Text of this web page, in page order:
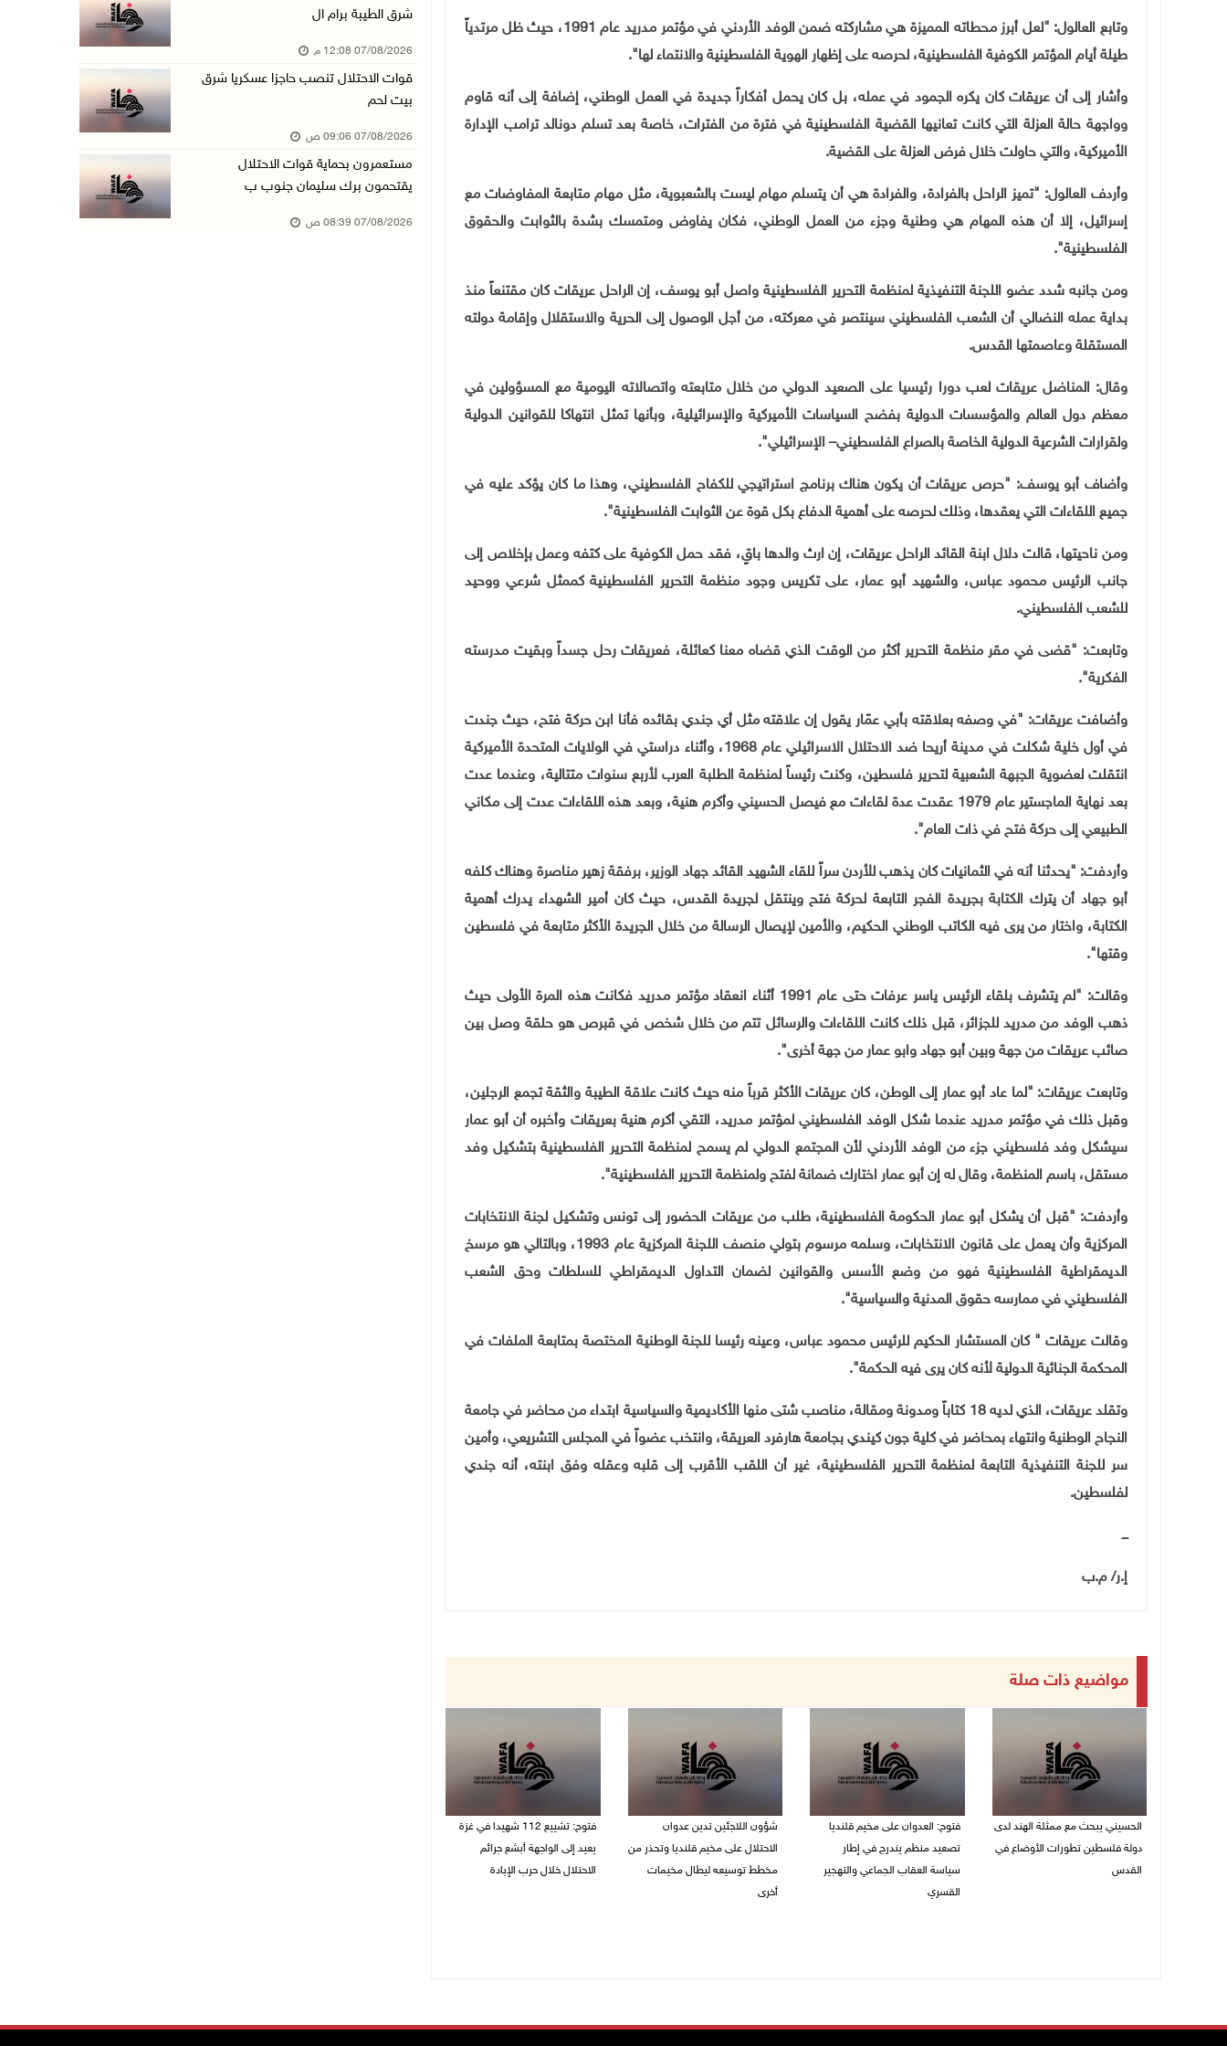
وتابع العالول: "لعل أبرز محطاته المميزة هي مشاركته ضمن الوفد الأردني في مؤتمر مدريد عام 1991، حيث ظل مرتدياً
طيلة أيام المؤتمر الكوفية الفلسطينية، لحرصه على إظهار الهوية الفلسطينية والانتماء لها".
وأشار إلى أن عريقات كان يكره الجمود في عمله، بل كان يحمل أفكاراً جديدة في العمل الوطني، إضافة إلى أنه قاوم
وواجهة حالة العزلة التي كانت تعانيها القضية الفلسطينية في فترة من الفترات، خاصة بعد تسلم دونالد ترامب الإدارة
الأميركية، والتي حاولت خلال فرض العزلة على القضية.
وأردف العالول: "تميز الراحل بالفرادة، والفرادة هي أن يتسلم مهام ليست بالشعبوية، مثل مهام متابعة المفاوضات مع
إسرائيل، إلا أن هذه المهام هي وطنية وجزء من العمل الوطني، فكان يفاوض ومتمسك بشدة بالثوابت والحقوق
الفلسطينية".
ومن جانبه شدد عضو اللجنة التنفيذية لمنظمة التحرير الفلسطينية واصل أبو يوسف، إن الراحل عريقات كان مقتنعاً منذ
بداية عمله النضالي أن الشعب الفلسطيني سينتصر في معركته، من أجل الوصول إلى الحرية والاستقلال وإقامة دولته
المستقلة وعاصمتها القدس.
وقال: المناضل عريقات لعب دورا رئيسيا على الصعيد الدولي من خلال متابعته واتصالاته اليومية مع المسؤولين في
معظم دول العالم والمؤسسات الدولية بفضح السياسات الأميركية والإسرائيلية، وبأنها تمثل انتهاكا للقوانين الدولية
ولقرارات الشرعية الدولية الخاصة بالصراع الفلسطيني– الإسرائيلي".
وأضاف أبو يوسف: "حرص عريقات أن يكون هناك برنامج استراتيجي للكفاح الفلسطيني، وهذا ما كان يؤكد عليه في
جميع اللقاءات التي يعقدها، وذلك لحرصه على أهمية الدفاع بكل قوة عن الثوابت الفلسطينية".
ومن ناحيتها، قالت دلال ابنة القائد الراحل عريقات، إن ارث والدها باقٍ، فقد حمل الكوفية على كتفه وعمل بإخلاص إلى
جانب الرئيس محمود عباس، والشهيد أبو عمار، على تكريس وجود منظمة التحرير الفلسطينية كممثل شرعي ووحيد
للشعب الفلسطيني.
وتابعت: "قضى في مقر منظمة التحرير أكثر من الوقت الذي قضاه معنا كعائلة، فعريقات رحل جسداً وبقيت مدرسته
الفكرية".
وأضافت عريقات: "في وصفه بعلاقته بأبي عمّار يقول إن علاقته مثل أي جندي بقائده فأنا ابن حركة فتح، حيث جندت
في أول خلية شكلت في مدينة أريحا ضد الاحتلال الاسرائيلي عام 1968، وأثناء دراستي في الولايات المتحدة الأميركية
انتقلت لعضوية الجبهة الشعبية لتحرير فلسطين، وكنت رئيساً لمنظمة الطلبة العرب لأربع سنوات متتالية، وعندما عدت
بعد نهاية الماجستير عام 1979 عقدت عدة لقاءات مع فيصل الحسيني وأكرم هنية، وبعد هذه اللقاءات عدت إلى مكاني
الطبيعي إلى حركة فتح في ذات العام".
وأردفت: "يحدثنا أنه في الثمانيات كان يذهب للأردن سراً للقاء الشهيد القائد جهاد الوزير، برفقة زهير مناصرة وهناك كلفه
أبو جهاد أن يترك الكتابة بجريدة الفجر التابعة لحركة فتح وينتقل لجريدة القدس، حيث كان أمير الشهداء يدرك أهمية
الكتابة، واختار من يرى فيه الكاتب الوطني الحكيم، والأمين لإيصال الرسالة من خلال الجريدة الأكثر متابعة في فلسطين
وقتها".
وقالت: "لم يتشرف بلقاء الرئيس ياسر عرفات حتى عام 1991 أثناء انعقاد مؤتمر مدريد فكانت هذه المرة الأولى حيث
ذهب الوفد من مدريد للجزائر، قبل ذلك كانت اللقاءات والرسائل تتم من خلال شخص في قبرص هو حلقة وصل بين
صائب عريقات من جهة وبين أبو جهاد وابو عمار من جهة أخرى".
وتابعت عريقات: "لما عاد أبو عمار إلى الوطن، كان عريقات الأكثر قرباً منه حيث كانت علاقة الطيبة والثقة تجمع الرجلين،
وقبل ذلك في مؤتمر مدريد عندما شكل الوفد الفلسطيني لمؤتمر مدريد، التقي أكرم هنية بعريقات وأخبره أن أبو عمار
سيشكل وفد فلسطيني جزء من الوفد الأردني لأن المجتمع الدولي لم يسمح لمنظمة التحرير الفلسطينية بتشكيل وفد
مستقل، باسم المنظمة، وقال له إن أبو عمار اختارك ضمانة لفتح ولمنظمة التحرير الفلسطينية".
وأردفت: "قبل أن يشكل أبو عمار الحكومة الفلسطينية، طلب من عريقات الحضور إلى تونس وتشكيل لجنة الانتخابات
المركزية وأن يعمل على قانون الانتخابات، وسلمه مرسوم بتولي منصف اللجنة المركزية عام 1993، وبالتالي هو مرسخ
الديمقراطية الفلسطينية فهو من وضع الأسس والقوانين لضمان التداول الديمقراطي للسلطات وحق الشعب
الفلسطيني في ممارسه حقوق المدنية والسياسية".
وقالت عريقات " كان المستشار الحكيم للرئيس محمود عباس، وعينه رئيسا للجنة الوطنية المختصة بمتابعة الملفات في
المحكمة الجنائية الدولية لأنه كان يرى فيه الحكمة".
وتقلد عريقات، الذي لديه 18 كتاباً ومدونة ومقالة، مناصب شتى منها الأكاديمية والسياسية ابتداء من محاضر في جامعة
النجاح الوطنية وانتهاء بمحاضر في كلية جون كيندي بجامعة هارفرد العريقة، وانتخب عضواً في المجلس التشريعي، وأمين
سر للجنة التنفيذية التابعة لمنظمة التحرير الفلسطينية، غير أن اللقب الأقرب إلى قلبه وعقله وفق ابنته، أنه جندي
لفلسطين.
ـــ
إ.ر/ م.ب
مواضيع ذات صلة
الحسيني يبحث مع ممثلة الهند لدى
دولة فلسطين تطورات الأوضاع في
القدس
فتوح: العدوان على مخيم قلنديا
تصعيد منظم يندرج في إطار
سياسة العقاب الجماعي والتهجير
القسري
شؤون اللاجئين تدين عدوان
الاحتلال على مخيم قلنديا وتحذر من
مخطط توسيعه ليطال مخيمات
أخرى
فتوح: تشييع 112 شهيدا في غزة
يعيد إلى الواجهة أبشع جرائم
الاحتلال خلال حرب الإبادة
تواصل انتهاكات الاحتلال والمستعمرين: اعتقالات ...
06/آب/2026 10:49 م
شرق الطيبة برام ال
07/08/2026 12:08 م
قوات الاحتلال تنصب حاجزا عسكريا شرق
بيت لحم
07/08/2026 09:06 ص
مستعمرون بحماية قوات الاحتلال
يقتحمون برك سليمان جنوب ب
07/08/2026 08:39 ص